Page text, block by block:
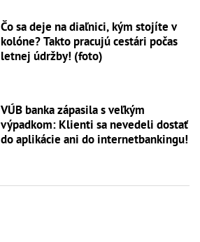
Čo sa deje na diaľnici, kým stojíte v
kolóne? Takto pracujú cestári počas
letnej údržby! (foto)
VÚB banka zápasila s veľkým
výpadkom: Klienti sa nevedeli dostať
do aplikácie ani do internetbankingu!